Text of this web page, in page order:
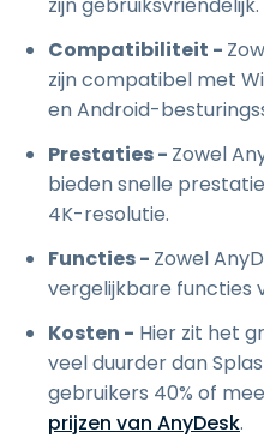
Compatibiliteit -
zijn compatibel met
en Android-
Prestaties - Zowel
bieden snelle
4K-resolutie.
Functies - Zowel
vergelijkbare functies
Kosten - Hier zit het
veel duurder dan
gebruikers 40% of
prijzen van AnyDesk.